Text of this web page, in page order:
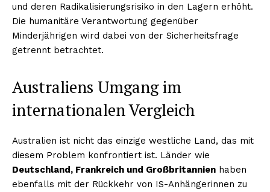
und deren Radikalisierungsrisiko in den Lagern erhöht.
Die humanitäre Verantwortung gegenüber
Minderjährigen wird dabei von der Sicherheitsfrage
getrennt betrachtet.
Australiens Umgang im
internationalen Vergleich
Australien ist nicht das einzige westliche Land, das mit
diesem Problem konfrontiert ist. Länder wie
Deutschland, Frankreich und Großbritannien haben
ebenfalls mit der Rückkehr von IS-Anhängerinnen zu